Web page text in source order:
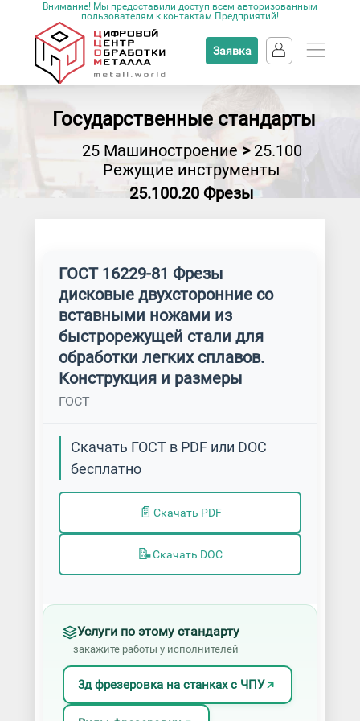
Внимание! Мы предоставили доступ всем авторизованным
пользователям к контактам Предприятий!
Заявка
Государственные стандарты
25 Машиностроение>25.100
Режущие инструменты
25.100.20 Фрезы
ГОСТ 16229-81 Фрезы
дисковые двухсторонние со
вставными ножами из
быстрорежущей стали для
обработки легких сплавов.
Конструкция и размеры
ГОСТ
Скачать ГОСТ в PDF или DOC
бесплатно
📄 Скачать PDF
📝Скачать DOC
Услуги по этому стандарту
— закажите работы у исполнителей
3д фрезеровка на станках с ЧПУ